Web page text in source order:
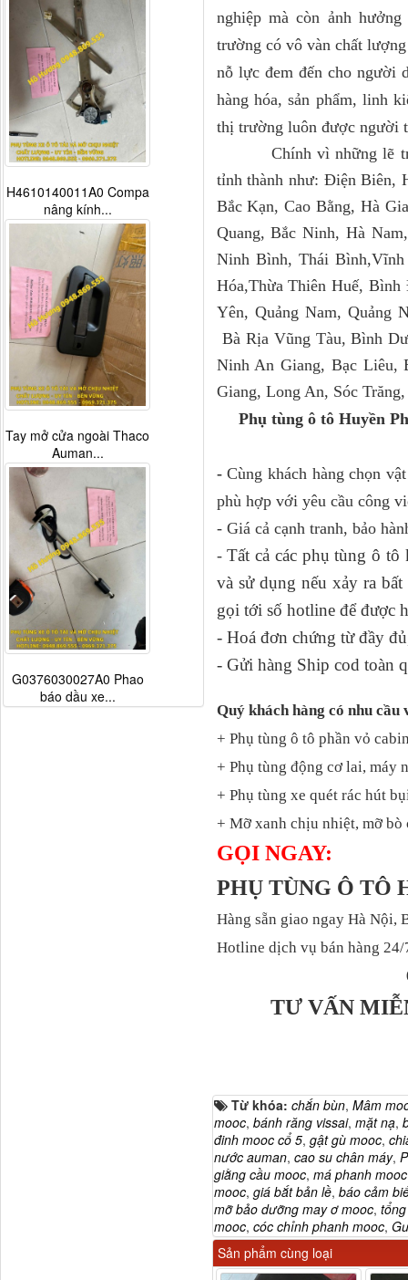
nghiệp mà còn ảnh
trường có vô vàn chất
nỗ lực đem đến cho người
hàng hóa, sản phẩm, linh
thị trường luôn được người
Chính vì những lẽ trên
tỉnh thành như: Điện Biên,
Bắc Kạn, Cao Bằng, Hà
Quang, Bắc Ninh, Hà
Ninh Bình, Thái Bình,Vĩnh
Hóa,Thừa Thiên Huế,
Yên, Quảng Nam,
Bà Rịa Vũng Tàu, Bình
Ninh An Giang, Bạc Liêu,
Giang, Long An, Sóc
Phụ tùng ô tô Huyền
-Cùng khách hàng chọn
phù hợp với yêu cầu công
- Giá cả cạnh tranh, bảo
-Tất cả các phụ tùng ô
và sử dụng nếu xảy ra
gọi tới số hotline để được
- Hoá đơn chứng từ đầy
- Gửi hàng Ship cod toàn
Quý khách hàng có nhu cầu
+ Phụ tùng ô tô phần vỏ
+ Phụ tùng động cơ lai, máy
+ Phụ tùng xe quét rác hút
+ Mỡ xanh chịu nhiệt, mỡ
GỌI NGAY:
PHỤ TÙNG Ô TÔ
Hàng sẵn giao ngay Hà Nội,
Hotline dịch vụ bán hàng 24/
TƯ VẤN
Từ khóa: chắn bùn, Mâm
mooc, bánh răng vissai, mặt nạ,
đinh mooc cổ 5, gật gù mooc,
nước auman, cao su chân máy,
giằng cầu mooc, má phanh
mooc, giá bắt bản lề, báo cảm
mỡ bảo dưỡng may ơ mooc,
mooc, cóc chỉnh phanh mooc,
Sản phẩm cùng loại
H4610140011A0 Compa
nâng kính...
Tay mở cửa ngoài Thaco
Auman...
G0376030027A0 Phao
báo dầu xe...